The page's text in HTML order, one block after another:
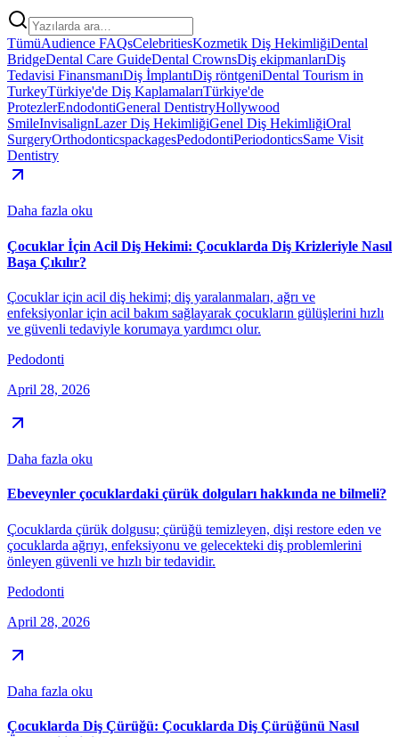
TümüAudience FAQsCelebritiesKozmetik Diş HekimliğiDental
BridgeDental Care GuideDental CrownsDiş ekipmanlarıDiş
Tedavisi FinansmanıDiş İmplantıDiş röntgeniDental Tourism in
TurkeyTürkiye'de Diş KaplamalarıTürkiye'de
ProtezlerEndodontiGeneral DentistryHollywood
SmileInvisalignLazer Diş HekimliğiGenel Diş HekimliğiOral
SurgeryOrthodonticspackagesPedodontiPeriodonticsSame Visit
Dentistry
Daha fazla oku
Çocuklar İçin Acil Diş Hekimi: Çocuklarda Diş Krizleriyle Nasıl
Başa Çıkılır?
Çocuklar için acil diş hekimi; diş yaralanmaları, ağrı ve
enfeksiyonlar için acil bakım sağlayarak çocukların gülüşlerini hızlı
ve güvenli tedaviyle korumaya yardımcı olur.
Pedodonti
April 28, 2026
Daha fazla oku
Ebeveynler çocuklardaki çürük dolguları hakkında ne bilmeli?
Çocuklarda çürük dolgusu; çürüğü temizleyen, dişi restore eden ve
çocuklarda ağrıyı, enfeksiyonu ve gelecekteki diş problemlerini
önleyen güvenli ve hızlı bir tedavidir.
Pedodonti
April 28, 2026
Daha fazla oku
Çocuklarda Diş Çürüğü: Çocuklarda Diş Çürüğünü Nasıl